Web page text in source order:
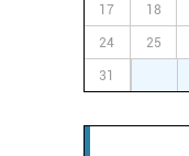
17 18
24 25
31